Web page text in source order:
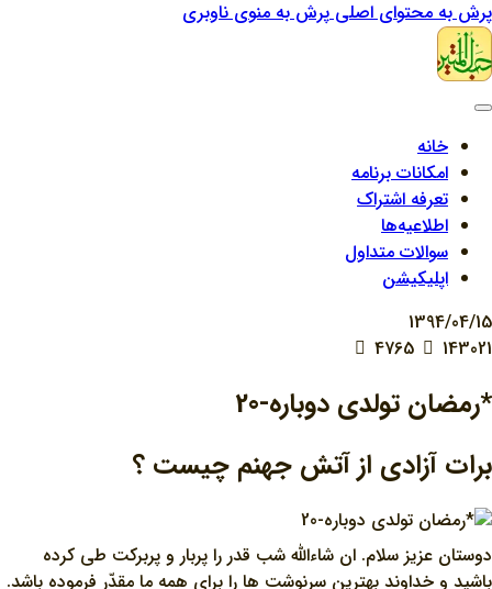
پرش به محتوای اصلیپرش به منوی ناوبری
خانه
امکانات برنامه
تعرفه اشتراک
اطلاعیه‌ها
سوالات متداول
اپلیکیشن
1394/04/15
143021
*رمضان تولدی دوباره-20
برات آزادي از آتش جهنم چيست ؟
دوستان عزيز سلام. ان شاءالله شب قدر را پربار و پربرکت طي کرده
باشيد و خداوند بهترين سرنوشت ها را براي همه ما مقدّر فرموده باشد.